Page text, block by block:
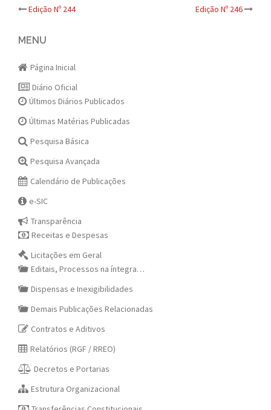
Post
navigation
Edição Nº 244 Edição Nº 246
MENU
Página Inicial
Diário Oficial
Últimos Diários Publicados
Últimas Matérias Publicadas
Pesquisa Básica
Pesquisa Avançada
Calendário de Publicações
e-SIC
Transparência
Receitas e Despesas
Licitações em Geral
Editais, Processos na íntegra…
Dispensas e Inexigibilidades
Demais Publicações Relacionadas
Contratos e Aditivos
Relatórios (RGF / RREO)
Decretos e Portarias
Estrutura Organizacional